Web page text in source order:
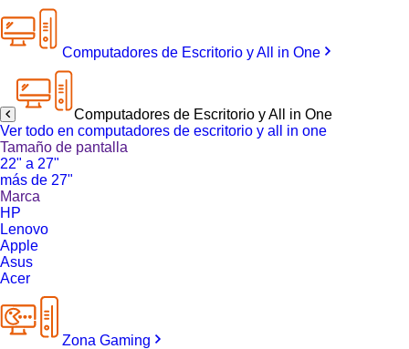
Computadores de Escritorio y All in One
Computadores de Escritorio y All in One
Ver todo en computadores de escritorio y all in one
Tamaño de pantalla
22" a 27"
más de 27"
Marca
HP
Lenovo
Apple
Asus
Acer
Zona Gaming